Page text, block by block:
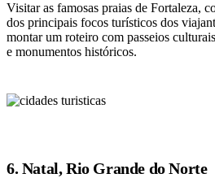
Visitar as famosas praias de Fortaleza,
dos principais focos turísticos dos
montar um roteiro com passeios
e monumentos históricos.
6. Natal, Rio Grande do Norte